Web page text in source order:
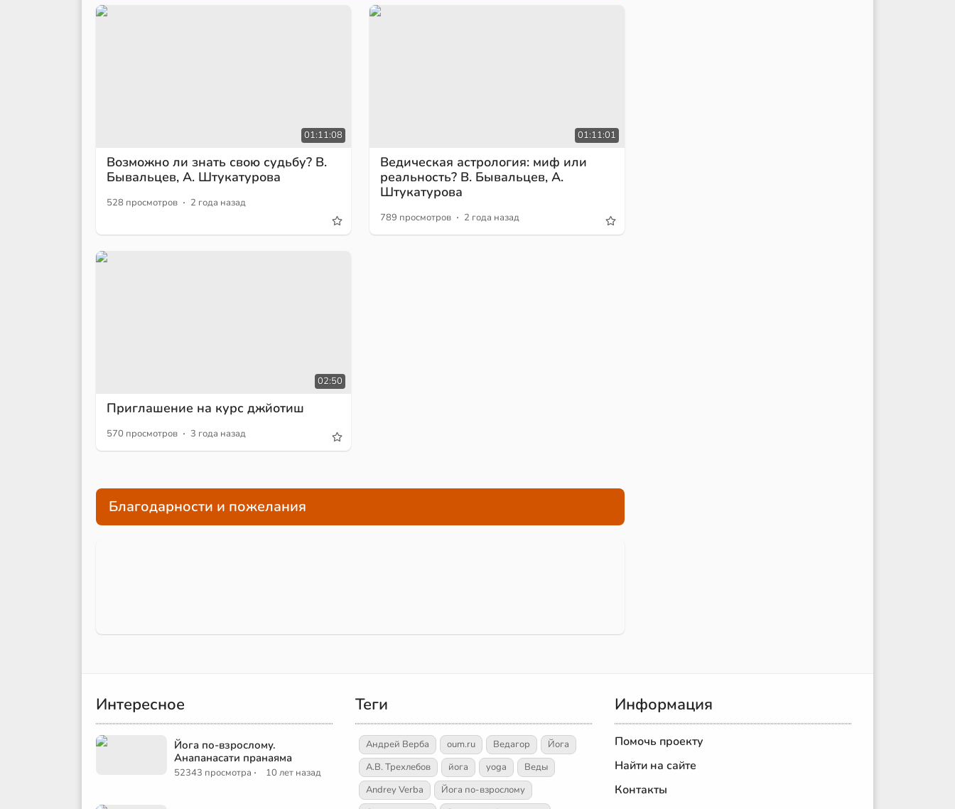
01:11:08
Возможно ли знать свою судьбу? В.
Бывальцев, А. Штукатурова
528 просмотров · 2 года назад
01:11:01
Ведическая астрология: миф или
реальность? В. Бывальцев, А.
Штукатурова
789 просмотров · 2 года назад
02:50
Приглашение на курс джйотиш
570 просмотров · 3 года назад
Благодарности и пожелания
Интересное
Йога по-взрослому.
Анапанасати пранаяма
52343 просмотра · 10 лет назад
Теги
Андрей Верба oum.ru Ведагор
Йога
А.В. Трехлебов
йога yoga
Веды
Andrey Verba
Йога по-взрослому
Информация
Помочь проекту
Найти на сайте
Контакты